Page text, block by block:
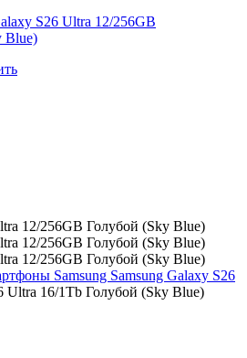
Samsung Samsung Galaxy S26
Ultra 16/1Tb Голубой (Sky Blue)